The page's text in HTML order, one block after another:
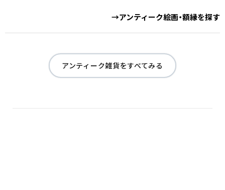
→アンティーク絵画・額縁を探す
アンティーク雑貨をすべてみる